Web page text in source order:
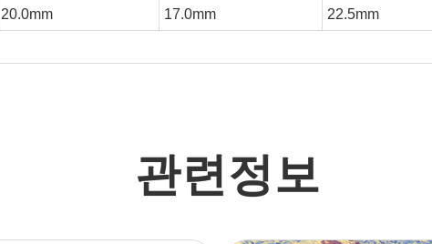
20.0mm 17.0mm 22.5mm
관련정보